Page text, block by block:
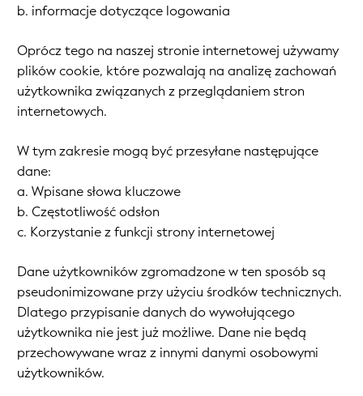
b. informacje dotyczące logowania
Oprócz tego na naszej stronie internetowej używamy
plików cookie, które pozwalają na analizę zachowań
użytkownika związanych z przeglądaniem stron
internetowych.
W tym zakresie mogą być przesyłane następujące
dane:
a. Wpisane słowa kluczowe
b. Częstotliwość odsłon
c. Korzystanie z funkcji strony internetowej
Dane użytkowników zgromadzone w ten sposób są
pseudonimizowane przy użyciu środków technicznych.
Dlatego przypisanie danych do wywołującego
użytkownika nie jest już możliwe. Dane nie będą
przechowywane wraz z innymi danymi osobowymi
użytkowników.